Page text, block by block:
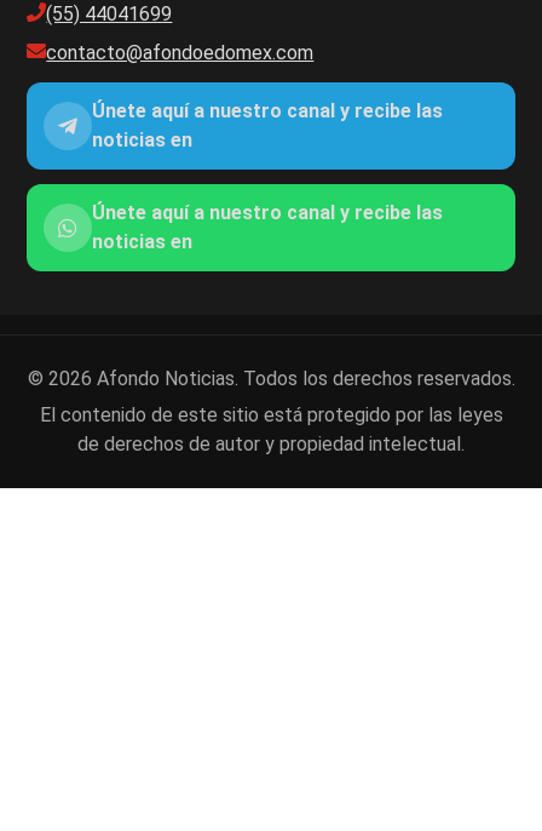
(55) 44041699
contacto@afondoedomex.com
Únete aquí a nuestro canal y recibe las
noticias en
Únete aquí a nuestro canal y recibe las
noticias en
© 2026 Afondo Noticias. Todos los derechos reservados.
El contenido de este sitio está protegido por las leyes
de derechos de autor y propiedad intelectual.